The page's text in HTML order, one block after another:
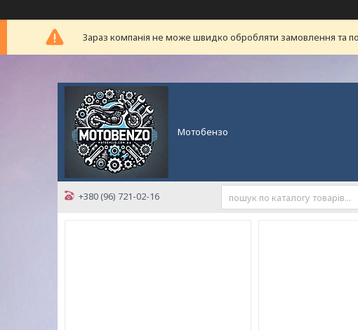
Зараз компанія не може швидко обробляти замовлення та
Мотобензо
+380 (96) 721-02-16